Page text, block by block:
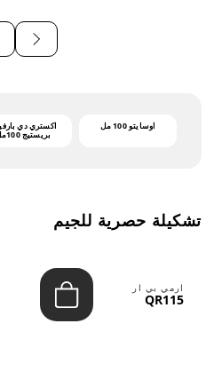
أوسايتو 100 مل
اكستري دي
بريستيج 100مل
تشكيلة حصرية للجيم
ارمي بي ار
QR115